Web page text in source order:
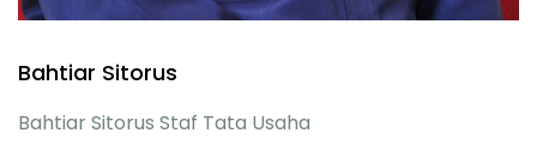
Bahtiar Sitorus
Bahtiar Sitorus Staf Tata Usaha